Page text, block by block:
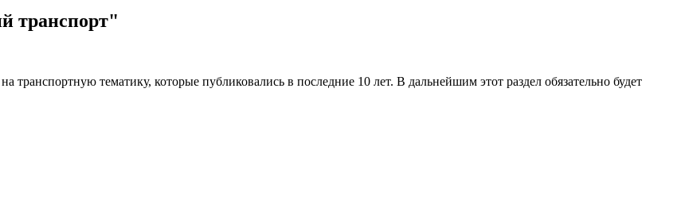
транспорт"
на транспортную тематику, которые публиковались в последние 10 лет. В дальнейшим этот раздел обязательно будет